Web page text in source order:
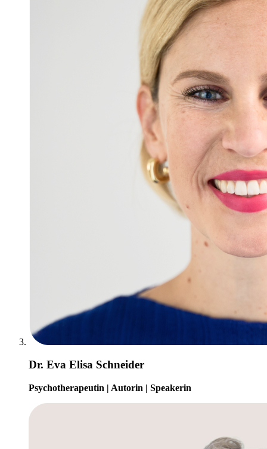
Dr. Eva Elisa Schneider
Psychotherapeutin | Autorin | Speakerin